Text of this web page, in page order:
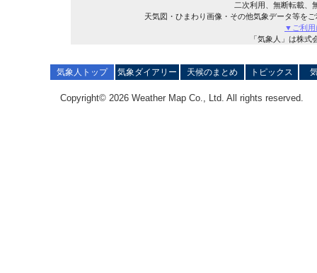
二次利用、無断転載、
天気図・ひまわり画像・その他気象データ等を
▼ご利用
「気象人」は株
気象人トップ 気象ダイアリー 天候のまとめ トピックス
Copyright© 2026 Weather Map Co., Ltd. All rights reserved.